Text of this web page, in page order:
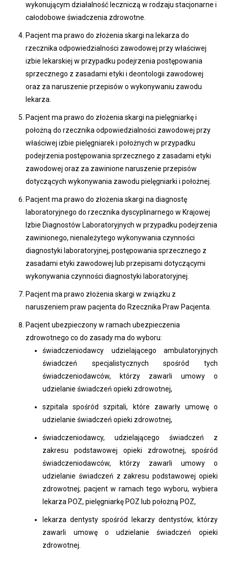
wykonującym działalność leczniczą w rodzaju stacjonarne i
całodobowe świadczenia zdrowotne.
Pacjent ma prawo do złożenia skargi na lekarza do
rzecznika odpowiedzialności zawodowej przy właściwej
izbie lekarskiej w przypadku podejrzenia postępowania
sprzecznego z zasadami etyki i deontologii zawodowej
oraz za naruszenie przepisów o wykonywaniu zawodu
lekarza.
Pacjent ma prawo do złożenia skargi na pielęgniarkę i
położną do rzecznika odpowiedzialności zawodowej przy
właściwej izbie pielęgniarek i położnych w przypadku
podejrzenia postępowania sprzecznego z zasadami etyki
zawodowej oraz za zawinione naruszenie przepisów
dotyczących wykonywania zawodu pielęgniarki i położnej.
Pacjent ma prawo do złożenia skargi na diagnostę
laboratoryjnego do rzecznika dyscyplinarnego w Krajowej
Izbie Diagnostów Laboratoryjnych w przypadku podejrzenia
zawinionego, nienależytego wykonywania czynności
diagnostyki laboratoryjnej, postępowania sprzecznego z
zasadami etyki zawodowej lub przepisami dotyczącymi
wykonywania czynności diagnostyki laboratoryjnej.
Pacjent ma prawo złożenia skargi w związku z
naruszeniem praw pacjenta do Rzecznika Praw Pacjenta.
Pacjent ubezpieczony w ramach ubezpieczenia
zdrowotnego co do zasady ma do wyboru:
świadczeniodawcy udzielającego ambulatoryjnych
świadczeń specjalistycznych spośród tych
świadczeniodawców, którzy zawarli umowy o
udzielanie świadczeń opieki zdrowotnej,
szpitala spośród szpitali, które zawarły umowę o
udzielanie świadczeń opieki zdrowotnej,
świadczeniodawcy, udzielającego świadczeń z
zakresu podstawowej opieki zdrowotnej, spośród
świadczeniodawców, którzy zawarli umowy o
udzielanie świadczeń z zakresu podstawowej opieki
zdrowotnej; pacjent w ramach tego wyboru, wybiera
lekarza POZ, pielęgniarkę POZ lub położną POZ,
lekarza dentysty spośród lekarzy dentystów, którzy
zawarli umowę o udzielanie świadczeń opieki
zdrowotnej.